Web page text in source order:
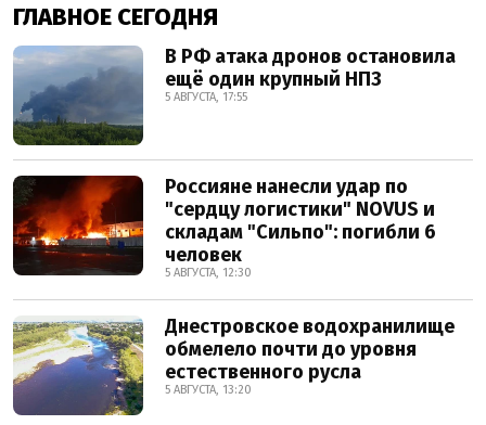
ГЛАВНОЕ СЕГОДНЯ
В РФ атака дронов остановила
ещё один крупный НПЗ
5 АВГУСТА, 17:55
Россияне нанесли удар по
"сердцу логистики" NOVUS и
складам "Сильпо": погибли 6
человек
5 АВГУСТА, 12:30
Днестровское водохранилище
обмелело почти до уровня
естественного русла
5 АВГУСТА, 13:20